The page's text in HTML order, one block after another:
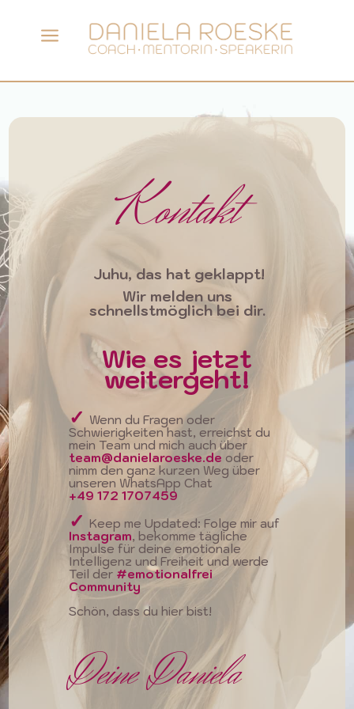
a
Kontakt
Juhu, das hat geklappt!
Wir melden uns
schnellstmöglich bei dir.
Wie es jetzt
weitergeht!
✓ Wenn du Fragen oder
Schwierigkeiten hast, erreichst du
mein Team und mich auch über
team@danielaroeske.de oder
nimm den ganz kurzen Weg über
unseren WhatsApp Chat
+49 172 1707459
✓Keep me Updated: Folge mir auf
Instagram, bekomme tägliche
Impulse für deine emotionale
Intelligenz und Freiheit und werde
Teil der #emotionalfrei
Community
Schön, dass du hier bist!
Deine Daniela